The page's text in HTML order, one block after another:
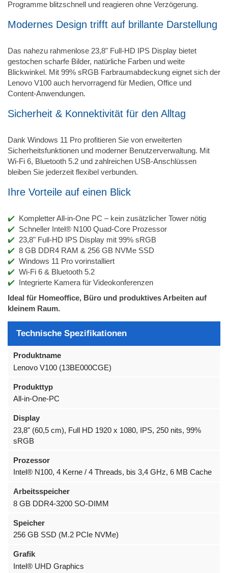
Programme blitzschnell und reagieren ohne Verzögerung.
Modernes Design trifft auf brillante Darstellung
Das nahezu rahmenlose 23,8" Full-HD IPS Display bietet
gestochen scharfe Bilder, natürliche Farben und weite
Blickwinkel. Mit 99% sRGB Farbraumabdeckung eignet sich der
Lenovo V100 auch hervorragend für Medien, Office und
Content-Anwendungen.
Sicherheit & Konnektivität für den Alltag
Dank Windows 11 Pro profitieren Sie von erweiterten
Sicherheitsfunktionen und moderner Benutzerverwaltung. Mit
Wi-Fi 6, Bluetooth 5.2 und zahlreichen USB-Anschlüssen
bleiben Sie jederzeit flexibel verbunden.
Ihre Vorteile auf einen Blick
Kompletter All-in-One PC – kein zusätzlicher Tower nötig
Schneller Intel® N100 Quad-Core Prozessor
23,8" Full-HD IPS Display mit 99% sRGB
8 GB DDR4 RAM & 256 GB NVMe SSD
Windows 11 Pro vorinstalliert
Wi-Fi 6 & Bluetooth 5.2
Integrierte Kamera für Videokonferenzen
Ideal für Homeoffice, Büro und produktives Arbeiten auf
kleinem Raum.
Technische Spezifikationen
Produktname
Lenovo V100 (13BE000CGE)
Produkttyp
All-in-One-PC
Display
23,8" (60,5 cm), Full HD 1920 x 1080, IPS, 250 nits, 99%
sRGB
Prozessor
Intel® N100, 4 Kerne / 4 Threads, bis 3,4 GHz, 6 MB Cache
Arbeitsspeicher
8 GB DDR4-3200 SO-DIMM
Speicher
256 GB SSD (M.2 PCIe NVMe)
Grafik
Intel® UHD Graphics